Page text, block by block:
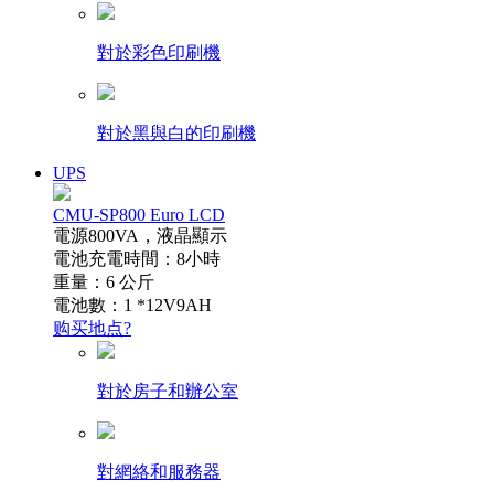
對於彩色印刷機
對於黑與白的印刷機
UPS
CMU-SP800 Euro LCD
電源800VA，液晶顯示
電池充電時間：8小時
重量：6 公斤
電池數：1 *12V9AH
购买地点?
對於房子和辦公室
對網絡和服務器